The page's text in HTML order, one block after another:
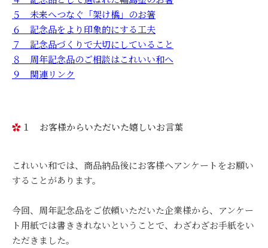
５ 未来へつなぐ「架け橋」のお箸
６ 記念品をより印象的にする工夫
７ 記念品づくりで大切にしていること
８ 周年記念品のご相談はこれいい和へ
９ 関連リンク
１ お客様からいただいた嬉しいお言葉
これいい和では、商品納品後にお客様へアンケートをお願い
することがあります。
今回、周年記念品をご依頼いただいた企業様から、アンケー
ト用紙では書ききれないということで、わざわざお手紙をい
ただきました。